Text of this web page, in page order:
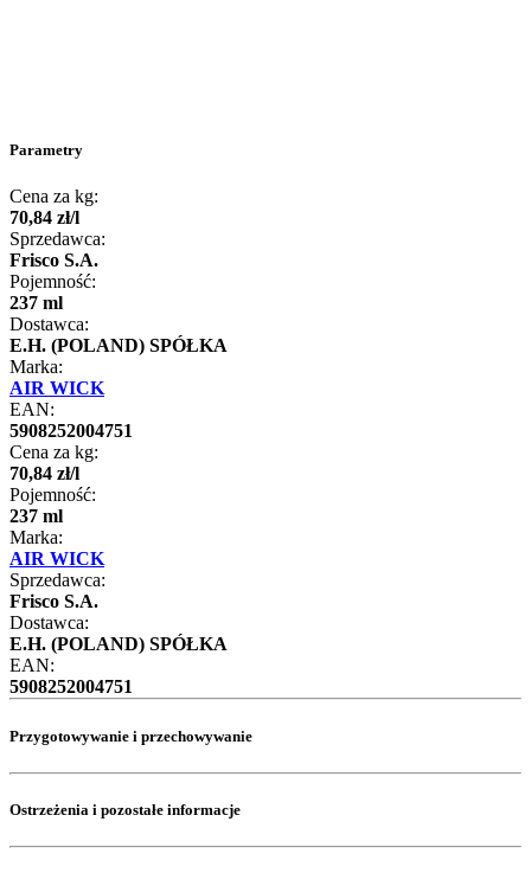
Parametry
Cena za kg:
70,84 zł/l
Sprzedawca:
Frisco S.A.
Pojemność:
237 ml
Dostawca:
E.H. (POLAND) SPÓŁKA
Marka:
AIR WICK
EAN:
5908252004751
Cena za kg:
70,84 zł/l
Pojemność:
237 ml
Marka:
AIR WICK
Sprzedawca:
Frisco S.A.
Dostawca:
E.H. (POLAND) SPÓŁKA
EAN:
5908252004751
Przygotowywanie i przechowywanie
Ostrzeżenia i pozostałe informacje